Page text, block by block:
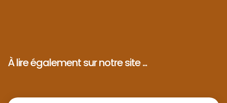
À lire également sur notre site ...